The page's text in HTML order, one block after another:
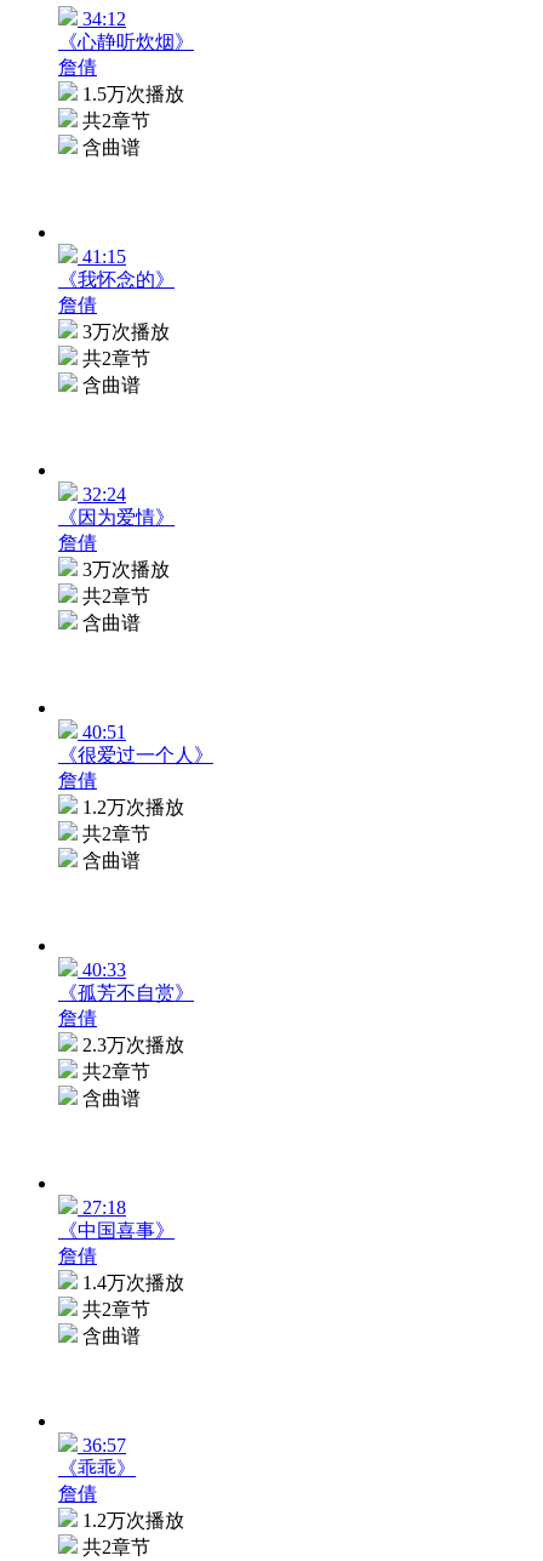
34:12
《心静听炊烟》
詹倩
1.5万次播放
共2章节
含曲谱
41:15
《我怀念的》
詹倩
3万次播放
共2章节
含曲谱
32:24
《因为爱情》
詹倩
3万次播放
共2章节
含曲谱
40:51
《很爱过一个人》
詹倩
1.2万次播放
共2章节
含曲谱
40:33
《孤芳不自赏》
詹倩
2.3万次播放
共2章节
含曲谱
27:18
《中国喜事》
詹倩
1.4万次播放
共2章节
含曲谱
36:57
《乖乖》
詹倩
1.2万次播放
共2章节